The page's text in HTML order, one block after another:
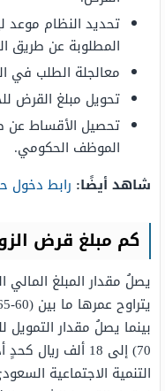
تحديد النظام موعد
المطلوبة عن طريق
معالجلة الطلب في
تحويل مبلغ القرض
تحصيل الأقساط عن
الموظف الحكومي.
شاهد أيضًا: رابط دخول
كم مبلغ قرض الزواج
يصلُ مقدار المبلغ
70) إلى 18 ألف
التنمية الاجتماعية